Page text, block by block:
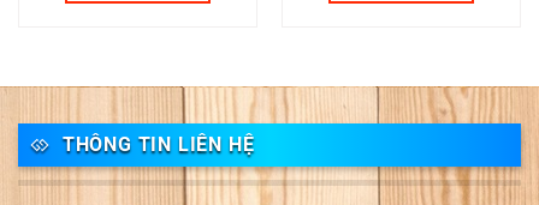
THÔNG TIN LIÊN HỆ